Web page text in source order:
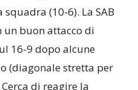
Rispondono le emiliane
le giallonere e
(10-6). La SAB
un buon attacco di
16-9 dopo alcune